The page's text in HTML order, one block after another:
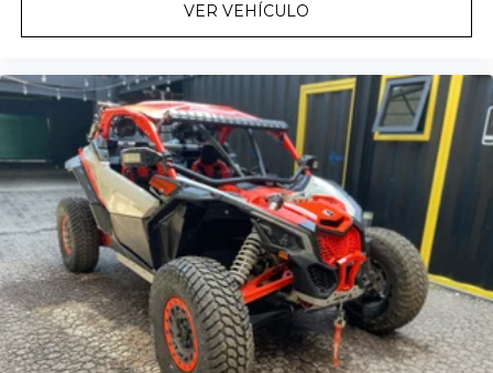
VER VEHÍCULO